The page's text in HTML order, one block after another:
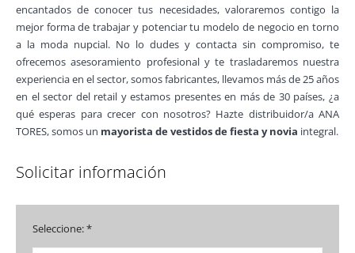
encantados de conocer tus necesidades, valoraremos contigo la
mejor forma de trabajar y potenciar tu modelo de negocio en torno
a la moda nupcial. No lo dudes y contacta sin compromiso, te
ofrecemos asesoramiento profesional y te trasladaremos nuestra
experiencia en el sector, somos fabricantes, llevamos más de 25 años
en el sector del retail y estamos presentes en más de 30 países, ¿a
qué esperas para crecer con nosotros? Hazte distribuidor/a ANA
TORES, somos un mayorista de vestidos de fiesta y novia integral.
Solicitar información
Seleccione: *